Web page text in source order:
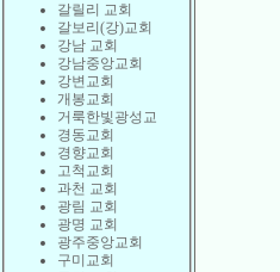
갈릴리 교회
갈보리(강)교회
강남 교회
강남중앙교회
강변교회
개봉교회
거룩한빛광성교
경동교회
경향교회
고척교회
과천 교회
광림 교회
광명 교회
광주중앙교회
구미교회